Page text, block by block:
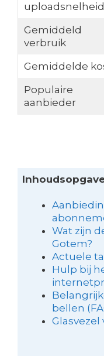
uploadsnelheid
Gemiddeld
verbruik
Gemiddelde
Populaire
aanbieder
Wat zijn
Gotem?
Actuele
Hulp bij
bellen